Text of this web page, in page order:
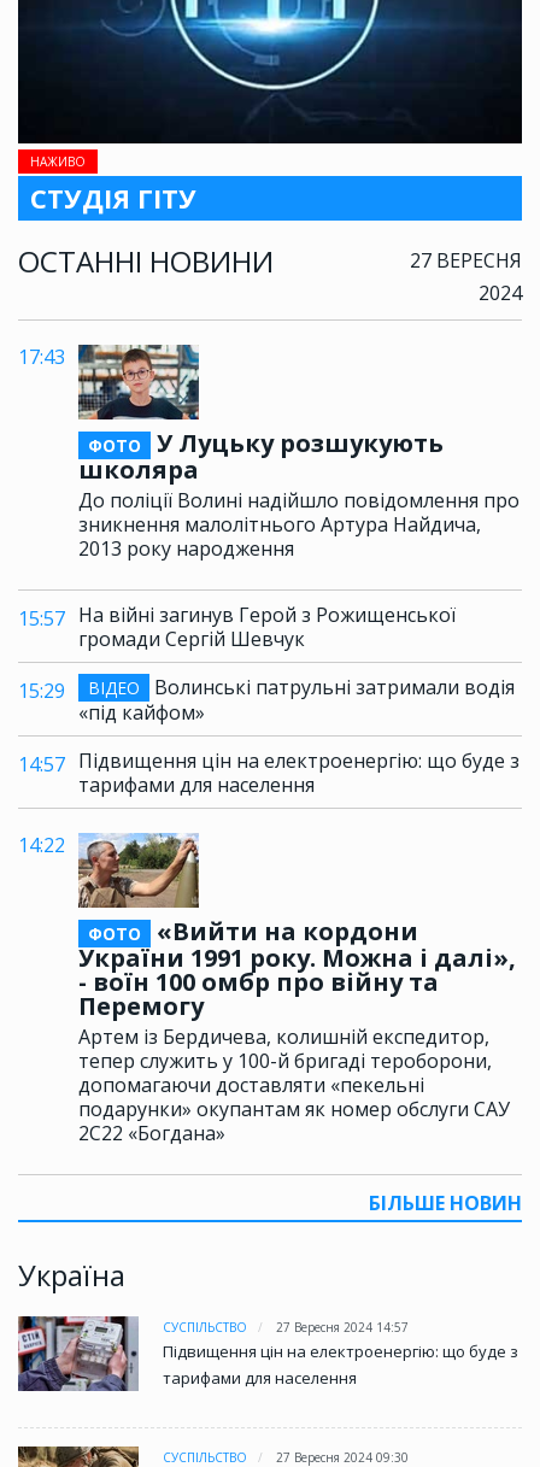
НАЖИВО
СТУДІЯ ГІТУ
ОСТАННІ НОВИНИ
27 ВЕРЕСНЯ
2024
17:43
ФОТО
У Луцьку розшукують
школяра
До поліції Волині надійшло повідомлення про
зникнення малолітнього Артура Найдича,
2013 року народження
15:57 На війні загинув Герой з Рожищенської
громади Сергій Шевчук
15:29
ВІДЕО
Волинські патрульні затримали водія
«під кайфом»
14:57 Підвищення цін на електроенергію: що буде з
тарифами для населення
14:22
ФОТО
«Вийти на кордони
України 1991 року. Можна і далі»,
- воїн 100 омбр про війну та
Перемогу
Артем із Бердичева, колишній експедитор,
тепер служить у 100-й бригаді тероборони,
допомагаючи доставляти «пекельні
подарунки» окупантам як номер обслуги САУ
2С22 «Богдана»
БІЛЬШЕ НОВИН
Україна
СУСПІЛЬСТВО 27 Вересня 2024 14:57
Підвищення цін на електроенергію: що буде з
тарифами для населення
СУСПІЛЬСТВО 27 Вересня 2024 09:30